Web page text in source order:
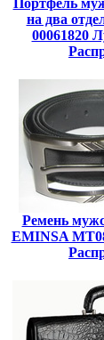
Портфель
на два
00061820
Ремень
EMINSA